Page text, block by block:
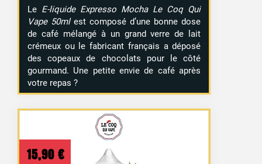
Le E-liquide Expresso Mocha Le Coq Qui
Vape 50mlest composé d’une bonne dose
de café mélangé à un grand verre de lait
crémeux ou le fabricant français a déposé
des copeaux de chocolats pour le côté
gourmand. Une petite envie de café après
votre repas ?
15,90 €